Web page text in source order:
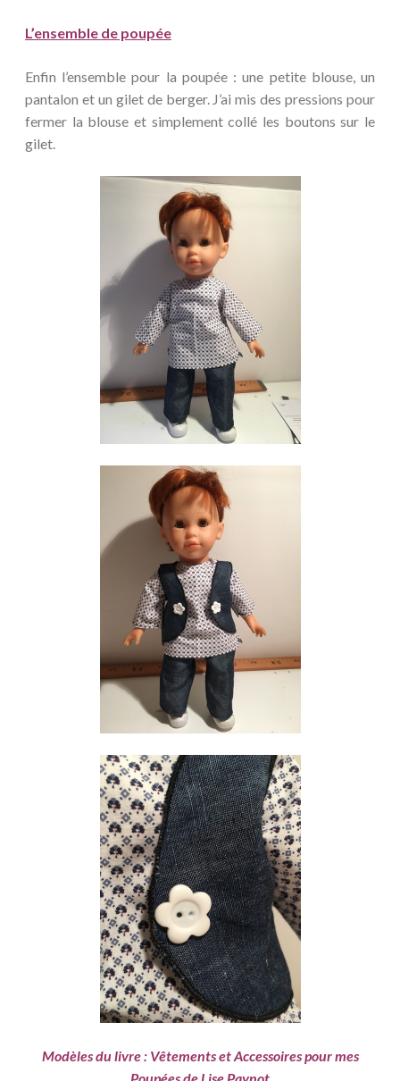
L’ensemble de poupée
Enfin l’ensemble pour la poupée : une petite blouse, un
pantalon et un gilet de berger. J’ai mis des pressions pour
fermer la blouse et simplement collé les boutons sur le
gilet.
Modèles du livre : Vêtements et Accessoires pour mes